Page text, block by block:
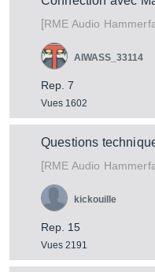
[RME Audio
Rep. 7
Vues 1602
AIWASS_33114
Questions
[RME Audio
Rep. 15
Vues 2191
kickouille